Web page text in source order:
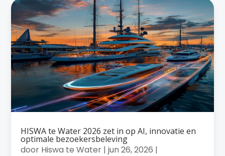
HISWA te Water 2026 zet in op AI, innovatie en
optimale bezoekersbeleving
door Hiswa te Water |jun 26, 2026 |